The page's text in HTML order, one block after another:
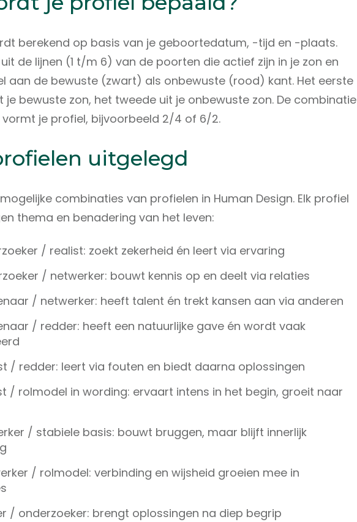
berekend op basis van je geboortedatum, -tijd en -plaats.
de lijnen (1 t/m 6) van de poorten die actief zijn in je zon en
aan de bewuste (zwart) als onbewuste (rood) kant. Het eerste
je bewuste zon, het tweede uit je onbewuste zon. De combinatie
vormt je profiel, bijvoorbeeld 2/4 of 6/2.
uitgelegd
combinaties van profielen in Human Design. Elk profiel
thema en benadering van het leven:
/ realist: zoekt zekerheid én leert via ervaring
/ netwerker: bouwt kennis op en deelt via relaties
/ netwerker: heeft talent én trekt kansen aan via anderen
/ redder: heeft een natuurlijke gave én wordt vaak
/ redder: leert via fouten en biedt daarna oplossingen
/ rolmodel in wording: ervaart intens in het begin, groeit naar
/ stabiele basis: bouwt bruggen, maar blijft innerlijk
/ rolmodel: verbinding en wijsheid groeien mee in
/ onderzoeker: brengt oplossingen na diep begrip